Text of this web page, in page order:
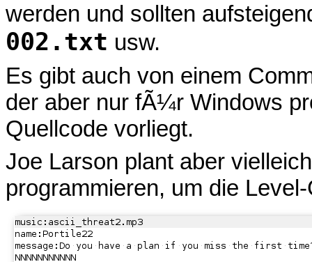
werden und sollten
002.txt usw.
Es gibt auch von einem
der aber nur fÃ¼r Windows
Quellcode vorliegt.
Joe Larson plant aber
programmieren, um die